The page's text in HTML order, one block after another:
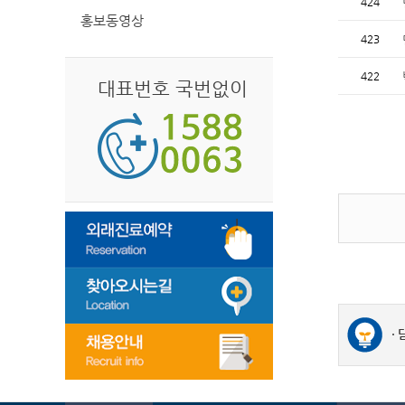
홍보동영상
대표번호 국번없이
423
422